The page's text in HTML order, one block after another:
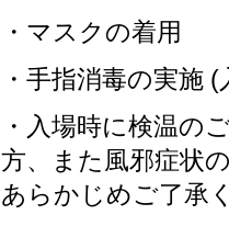
・マスクの着用
・手指消毒の実施
・入場時に検温の
方、また風邪症状
あらかじめご了承